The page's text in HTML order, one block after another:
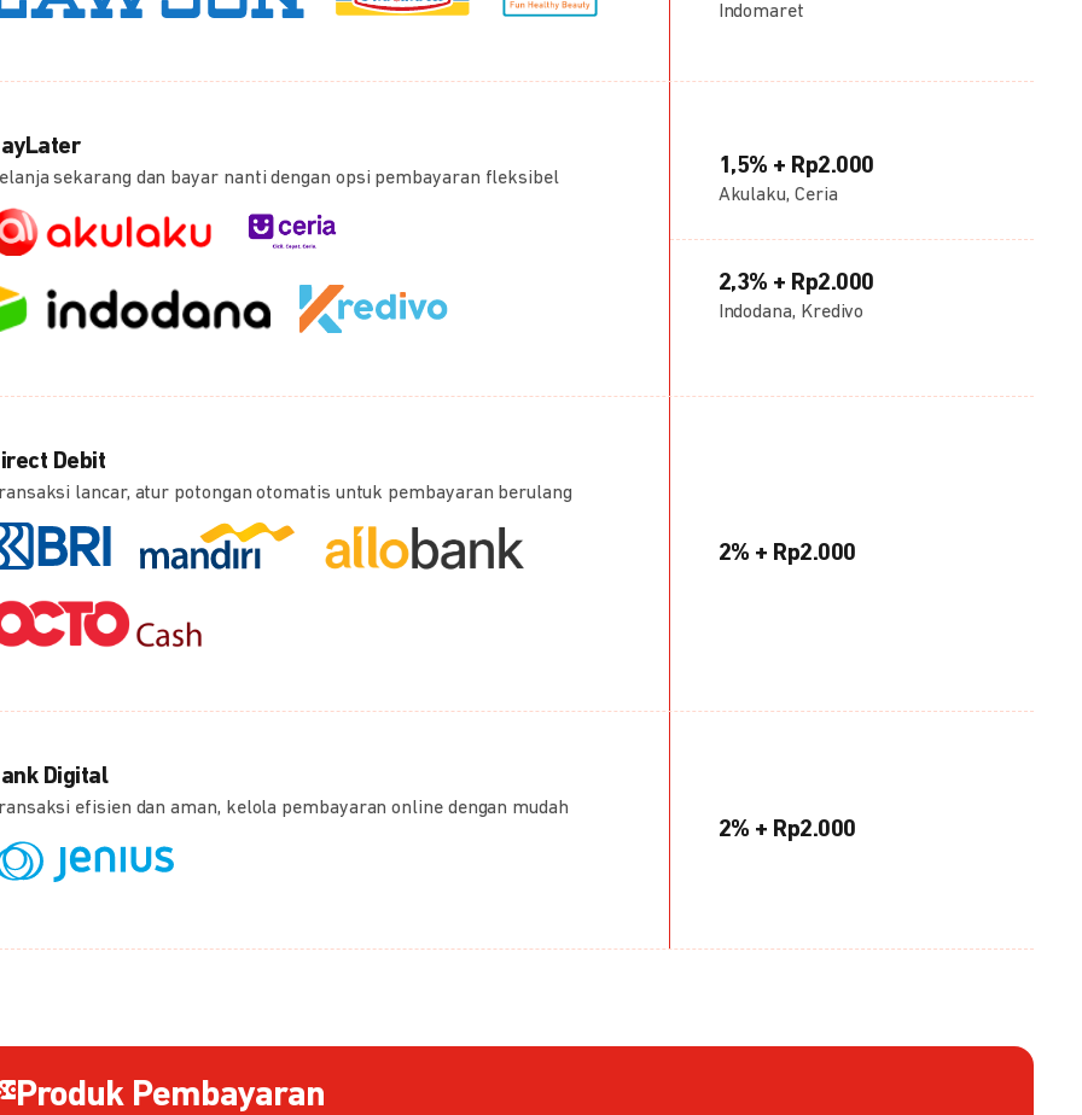
Indomaret
sekarang dan bayar nanti dengan opsi pembayaran fleksibel
1,5% + Rp2.000
Akulaku, Ceria
2,3% + Rp2.000
Indodana, Kredivo
Debit
lancar, atur potongan otomatis untuk pembayaran berulang
2% + Rp2.000
Digital
efisien dan aman, kelola pembayaran online dengan mudah
2% + Rp2.000
Produk Pembayaran